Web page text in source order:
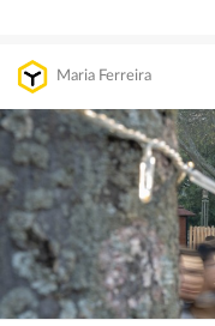
Maria Ferreira